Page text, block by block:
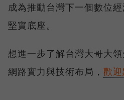
成為推動台灣下一個數位
堅實底座。
想進一步了解台灣大哥大
網路實力與技術布局， 歡迎